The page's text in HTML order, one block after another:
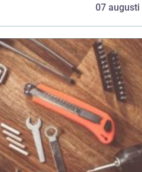
07 augusti